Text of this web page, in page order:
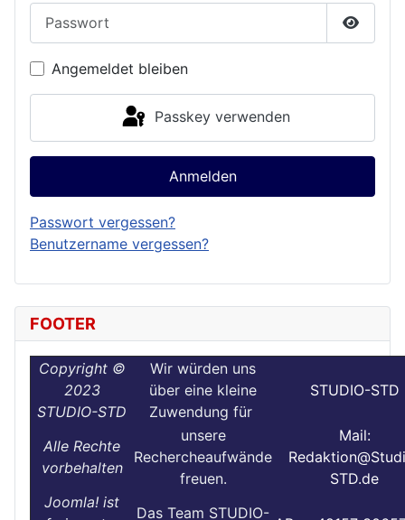
Angemeldet bleiben
Passkey verwenden
Anmelden
Passwort vergessen?
Benutzername vergessen?
FOOTER
Copyright ©
2023
STUDIO-STD
Wir würden uns
über eine kleine
Zuwendung für
STUDIO-STD
Alle Rechte
vorbehalten
unsere
Rechercheaufwände
freuen.
Mail:
STD.de
Joomla! ist
Das Team STUDIO-